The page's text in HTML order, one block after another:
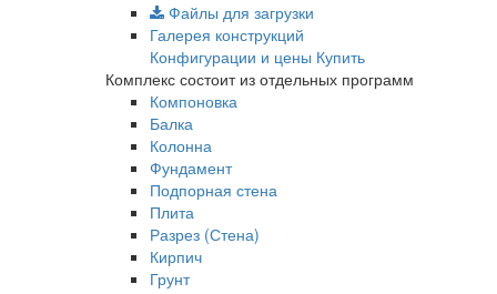
Файлы для загрузки
Галерея конструкций
Конфигурации и цены Купить
Комплекс состоит из отдельных программ
Компоновка
Балка
Колонна
Фундамент
Подпорная стена
Плита
Разрез (Стена)
Кирпич
Грунт